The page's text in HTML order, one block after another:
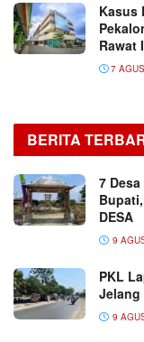
Kasus
Rawat
7
BERITA
7
DESA
9
PKL
Jelang
9